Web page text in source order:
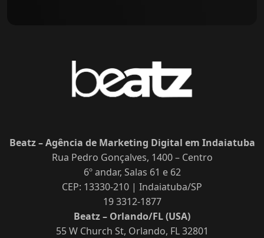
Beatz – Agência de Marketing Digital em Indaiatuba
Rua Pedro Gonçalves, 1400 – Centro
6º andar, Salas 61 e 62
CEP: 13330-210 | Indaiatuba/SP
19 3312-1877
Beatz – Orlando/FL (USA)
55 W Church St, Orlando, FL 32801